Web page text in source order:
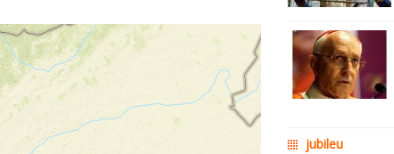
jubileu